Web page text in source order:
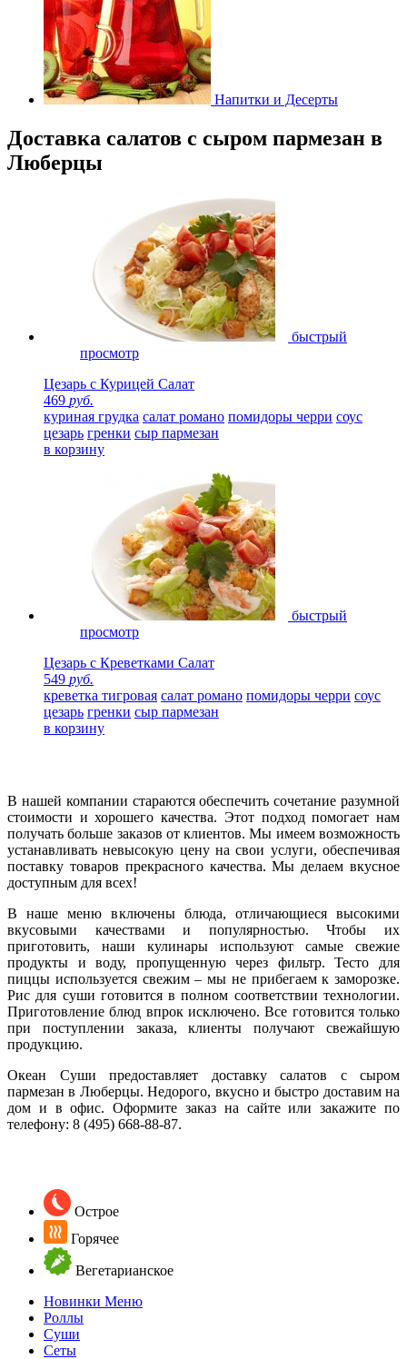
Напитки и Десерты
Доставка салатов с сыром пармезан в
Люберцы
быстрый
просмотр
Цезарь с Курицей Салат
469 руб.
куриная грудка салат романо помидоры черри соус
цезарь гренки сыр пармезан
в корзину
быстрый
просмотр
Цезарь с Креветками Салат
549 руб.
креветка тигровая салат романо помидоры черри соус
цезарь гренки сыр пармезан
в корзину
В нашей компании стараются обеспечить сочетание разумной
стоимости и хорошего качества. Этот подход помогает нам
получать больше заказов от клиентов. Мы имеем возможность
устанавливать невысокую цену на свои услуги, обеспечивая
поставку товаров прекрасного качества. Мы делаем вкусное
доступным для всех!
В наше меню включены блюда, отличающиеся высокими
вкусовыми качествами и популярностью. Чтобы их
приготовить, наши кулинары используют самые свежие
продукты и воду, пропущенную через фильтр. Тесто для
пиццы используется свежим – мы не прибегаем к заморозке.
Рис для суши готовится в полном соответствии технологии.
Приготовление блюд впрок исключено. Все готовится только
при поступлении заказа, клиенты получают свежайшую
продукцию.
Океан Суши предоставляет доставку салатов с сыром
пармезан в Люберцы. Недорого, вкусно и быстро доставим на
дом и в офис. Оформите заказ на сайте или закажите по
телефону: 8 (495) 668-88-87.
Острое
Горячее
Вегетарианское
Новинки Меню
Роллы
Суши
Сеты